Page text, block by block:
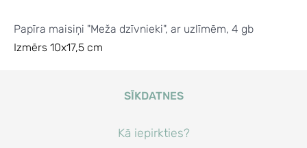
Papīra maisiņi "Meža dzīvnieki", ar uzlīmēm, 4 gb
Izmērs 10x17,5 cm
SĪKDATNES
Kā iepirkties?